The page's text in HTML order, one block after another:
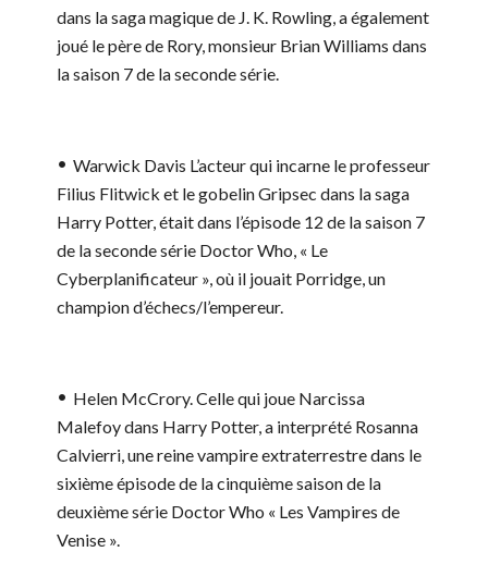
dans la saga magique de J. K. Rowling, a également
joué le père de Rory, monsieur Brian Williams dans
la saison 7 de la seconde série.
Warwick Davis L’acteur qui incarne le professeur
Filius Flitwick et le gobelin Gripsec dans la saga
Harry Potter, était dans l’épisode 12 de la saison 7
de la seconde série Doctor Who, « Le
Cyberplanificateur », où il jouait Porridge, un
champion d’échecs/l’empereur.
Helen McCrory. Celle qui joue Narcissa
Malefoy dans Harry Potter, a interprété Rosanna
Calvierri, une reine vampire extraterrestre dans le
sixième épisode de la cinquième saison de la
deuxième série Doctor Who « Les Vampires de
Venise ».